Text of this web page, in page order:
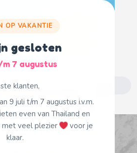
Fijne vakantie!
OP VAKANTIE
gesloten
7 augustus
klanten,
9 juli t/m 7 augustus i.v.m.
even van Thailand en
met veel plezier
voor je
klaar.